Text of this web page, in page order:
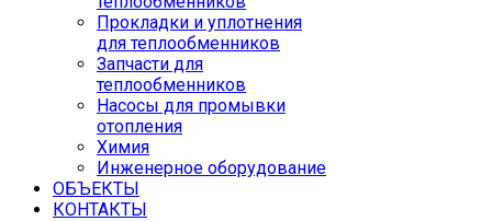
Прокладки и уплотнения
для теплообменников
Запчасти для
теплообменников
Насосы для промывки
отопления
Химия
Инженерное оборудование
ОБЪЕКТЫ
КОНТАКТЫ